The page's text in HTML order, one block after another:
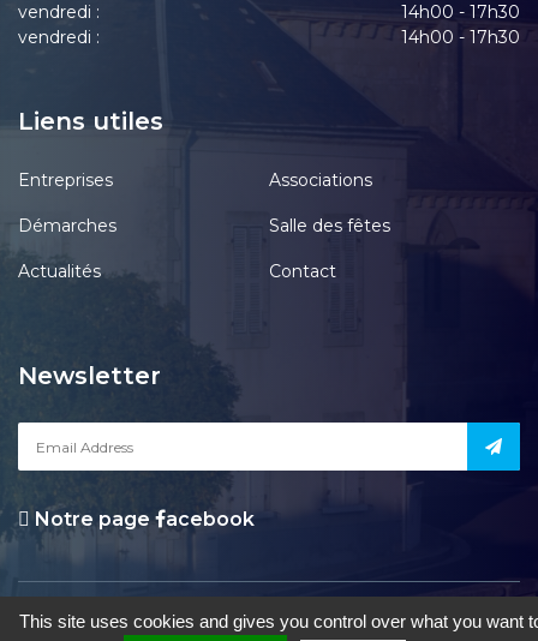
vendredi :
14h00 - 17h30
vendredi :
14h00 - 17h30
Liens utiles
Entreprises Associations
Démarches Salle des fêtes
Actualités Contact
Newsletter
Notre page acebook
le Pont-Chrétien-Chabenet|Mentions Légales|Accessibilité|Une
This site uses cookies and gives you control over what you want